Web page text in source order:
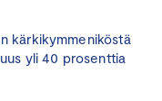
kärkikymmeniköstä
yli 40 prosenttia